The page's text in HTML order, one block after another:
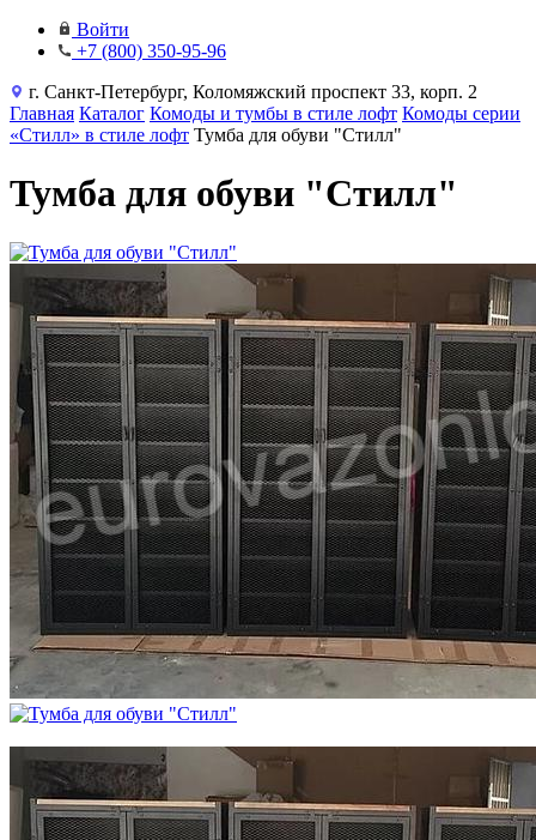
Войти
+7 (800) 350-95-96
г. Санкт-Петербург, Коломяжский проспект 33, корп. 2
Главная Каталог Комоды и тумбы в стиле лофт Комоды серии
«Стилл» в стиле лофт Тумба для обуви "Стилл"
Тумба для обуви "Стилл"